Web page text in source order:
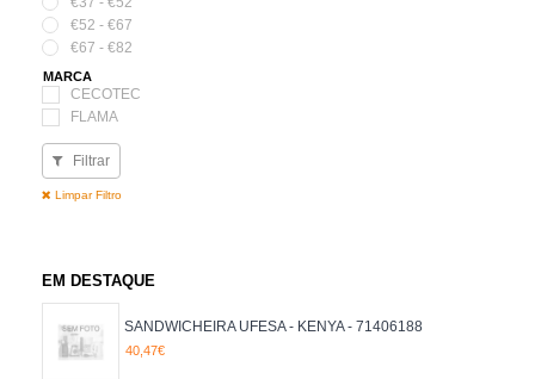
€52 - €67
€67 - €82
MARCA
CECOTEC
FLAMA
MOULINEX
ORBEGOZO
Filtrar
Limpar Filtro
EM DESTAQUE
SANDWICHEIRA UFESA - KENYA - 71406188
40,47€